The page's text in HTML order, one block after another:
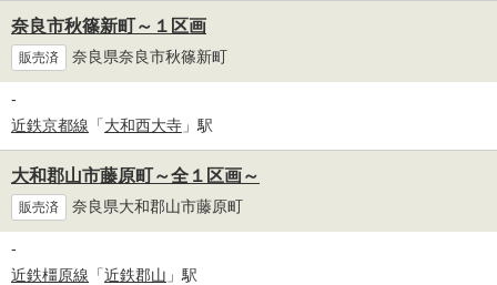
奈良市秋篠新町～１区画
販売済 奈良県奈良市秋篠新町
-
近鉄京都線 「大和西大寺 」駅
大和郡山市藤原町～全１区画～
販売済 奈良県大和郡山市藤原町
-
近鉄橿原線 「近鉄郡山 」駅